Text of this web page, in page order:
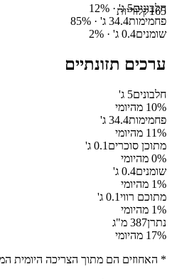
165קלוריותחלבונים5ג' · 12%
פחמימות34.4 ג' · 85%
שומנים0.4 ג' · 2%
ערכים תזונתיים
חלבונים5 ג'
10% מהיומי
פחמימות34.4 ג'
11% מהיומי
מתוכן סוכרים 0.1 ג'
0% מהיומי
שומנים0.4 ג'
1% מהיומי
מתוכם רווי0.1 ג'
1% מהיומי
נתרן387 מ"ג
17% מהיומי
* האחוזים הם מתוך הצריכה היומית